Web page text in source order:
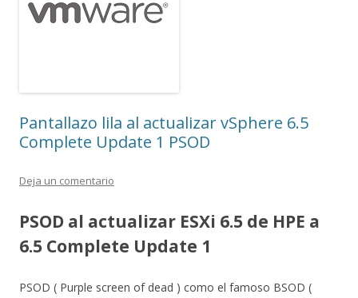
Pantallazo lila al actualizar vSphere 6.5
Complete Update 1 PSOD
Deja un comentario
PSOD al actualizar ESXi 6.5 de HPE a
6.5 Complete Update 1
PSOD ( Purple screen of dead ) como el famoso BSOD (